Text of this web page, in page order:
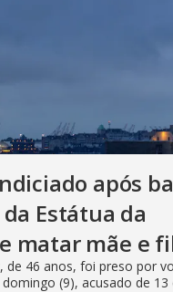
após
Estátua da
matar mãe e
de 46 anos, foi preso por
(9), acusado de 13